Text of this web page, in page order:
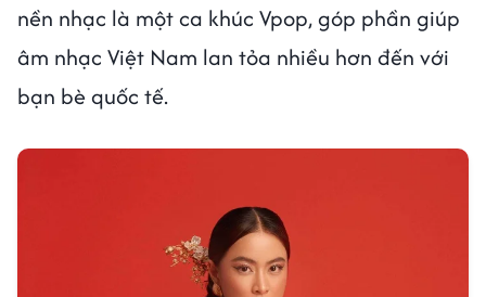
nền nhạc là một ca khúc Vpop, góp phần giúp
âm nhạc Việt Nam lan tỏa nhiều hơn đến với
bạn bè quốc tế.